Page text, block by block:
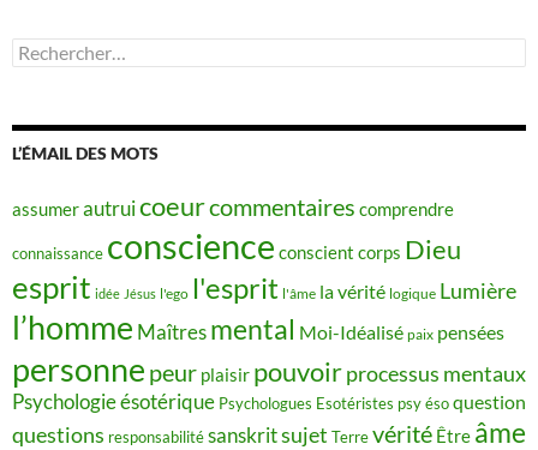
Rechercher :
L’ÉMAIL DES MOTS
assumerautruicoeurcommentaires comprendre
connaissance conscience conscient corps Dieu
esprit idée Jésus l'ego l'esprit l'âme la vérité logique Lumière
l’homme Maîtres mental Moi-Idéalisé paix pensées
personne peur plaisir pouvoirprocessus mentaux
Psychologie ésotérique Psychologues Esotéristes psy ésoquestion
questions responsabilitésanskritsujet Terrevérité Être âme